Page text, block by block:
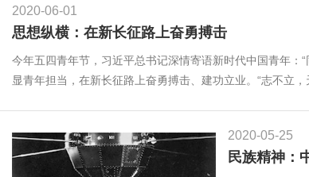
2020-06-01
思想纵横：在新长征路上奋勇搏击
今年五四青年节，习近平总书记深情寄语新时代中国青年
显青年担当，在新长征路上奋勇搏击、建功立业。“志不立，
2020-05-25
民族精神：